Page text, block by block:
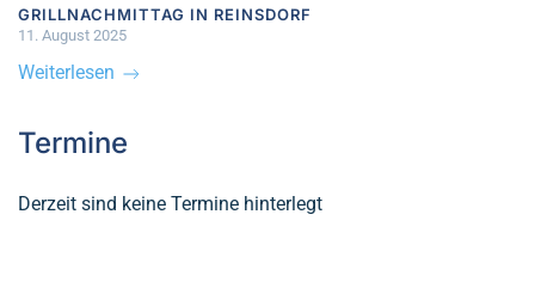
GRILLNACHMITTAG IN REINSDORF
11. August 2025
Weiterlesen
Termine
Derzeit sind keine Termine hinterlegt